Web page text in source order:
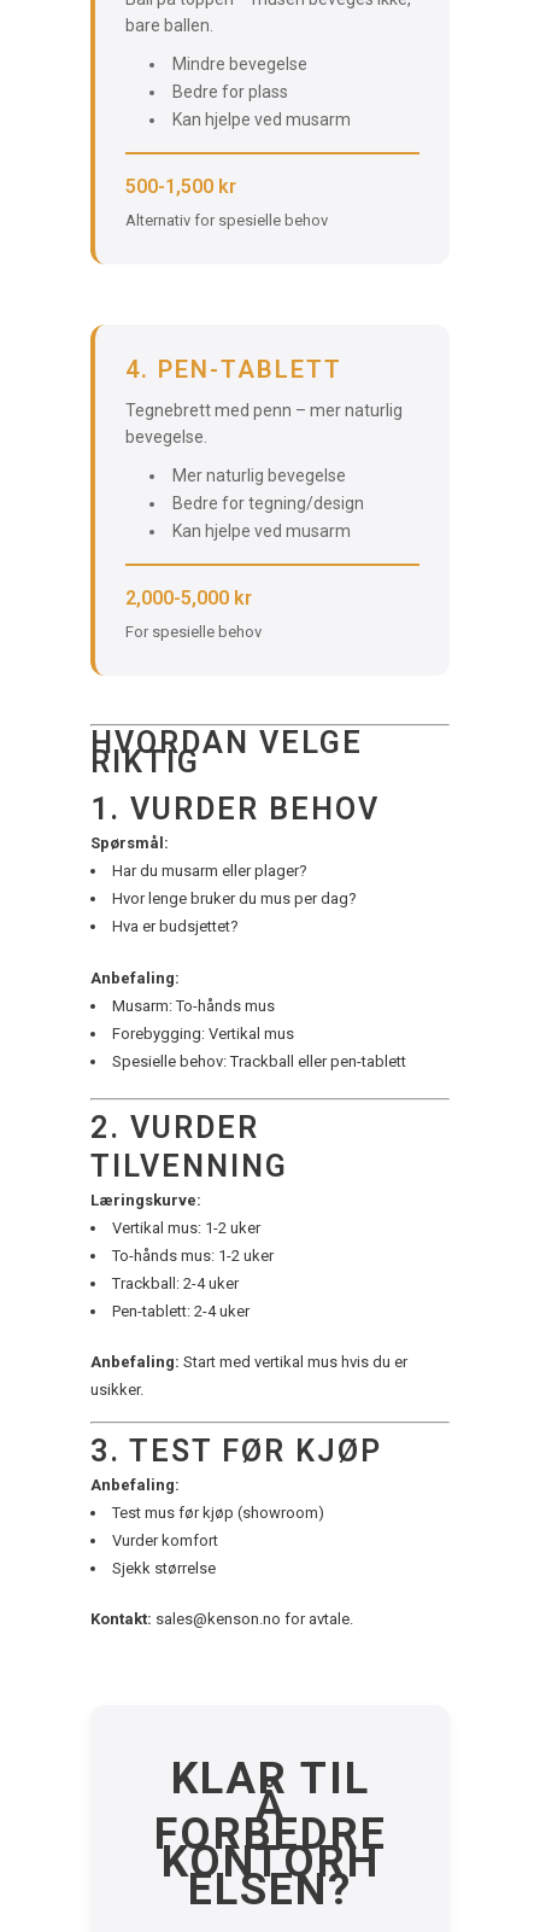
bare ballen.
Mindre bevegelse
Bedre for plass
Kan hjelpe ved musarm
500-1,500 kr
Alternativ for spesielle behov
4. PEN-TABLETT
Tegnebrett med penn – mer naturlig
bevegelse.
Mer naturlig bevegelse
Bedre for tegning/design
Kan hjelpe ved musarm
2,000-5,000 kr
For spesielle behov
HVORDAN VELGE
RIKTIG
1. VURDER BEHOV
Spørsmål:
Har du musarm eller plager?
Hvor lenge bruker du mus per dag?
Hva er budsjettet?
Anbefaling:
Musarm: To-hånds mus
Forebygging: Vertikal mus
Spesielle behov: Trackball eller pen-tablett
2. VURDER
TILVENNING
Læringskurve:
Vertikal mus: 1-2 uker
To-hånds mus: 1-2 uker
Trackball: 2-4 uker
Pen-tablett: 2-4 uker
Anbefaling: Start med vertikal mus hvis du er
usikker.
3. TEST FØR KJØP
Anbefaling:
Test mus før kjøp (showroom)
Vurder komfort
Sjekk størrelse
Kontakt: sales@kenson.no for avtale.
KLAR TIL
Å
FORBEDRE
KONTORH
ELSEN?